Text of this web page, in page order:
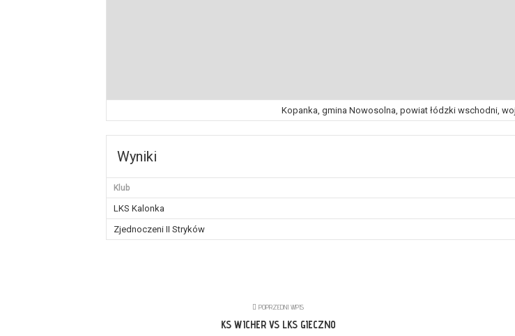
Kopanka, gmina Nowosolna, powiat łódzki wschodni,
Wyniki
Klub
LKS Kalonka
Zjednoczeni II Stryków
POPRZEDNI WPIS
KS WICHER VS LKS GIECZNO